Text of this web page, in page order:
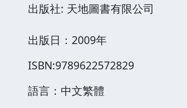
出版社: 天地圖書有限公
出版日：2009年
ISBN:9789622572829
語言：中文繁體